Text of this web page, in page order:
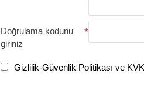
Doğrulama kodunu
giriniz
Gizlilik-Güvenlik Politikası ve